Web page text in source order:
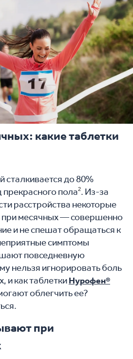
какие таблетки
сталкивается до 80%
прекрасного пола2. Из-за
расстройства некоторые
при месячных — совершенно
и не спешат обращаться к
симптомы
повседневную
нельзя игнорировать боль
и как таблеткиНурофен®
облегчить ее?
при